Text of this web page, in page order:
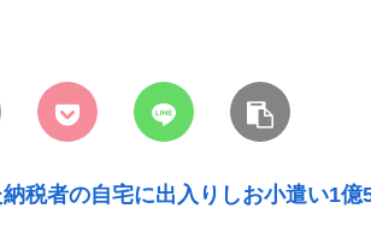
税者の自宅に出入りしお小遣い1億